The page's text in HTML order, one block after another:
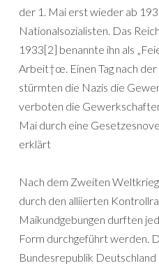
der 1. Mai erst wieder ab
Nationalsozialisten. Das
1933[2] benannte ihn als
Arbeit†œ. Einen Tag nach
stürmten die Nazis die
verboten die
Mai durch eine
erklärt
Nach dem Zweiten
durch den alliierten
Maikundgebungen durften
Form durchgeführt werden.
Bundesrepublik